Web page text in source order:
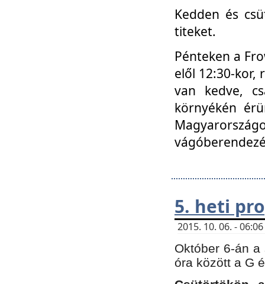
Kedden és
titeket.
Pénteken a
elől 12:30-kor,
van kedve,
környékén
5. heti
2015. 10. 06. -
Október 6-án
óra között a G